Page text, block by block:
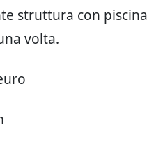
struttura con piscina
volta.